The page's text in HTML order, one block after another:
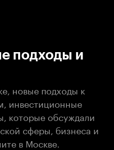
подходы и
новые подходы к
инвестиционные
которые обсуждали
сферы, бизнеса и
в Москве.